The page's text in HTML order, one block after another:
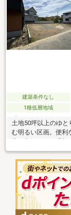
細・ご相談はお気軽
建築条件なし
1種低層地域
土地50坪以上のゆ
む明るい区画。便利